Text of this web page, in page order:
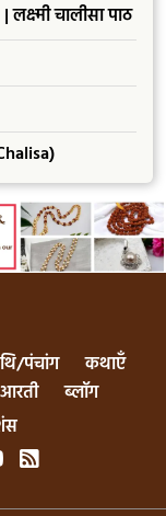
चालीसा पाठ
पंचांग
कथाएँ
आरती
ब्लॉग